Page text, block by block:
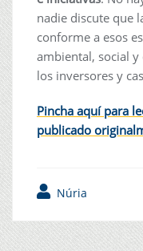
nadie discute que
conforme a esos
ambiental, social
los inversores y
Pincha aquí para
publicado
Núria